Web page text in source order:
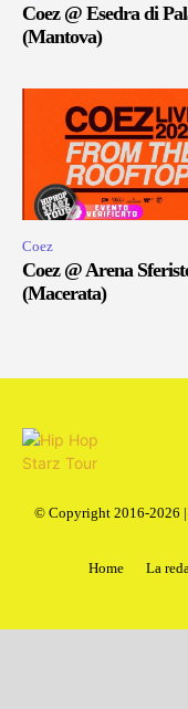
Coez @ Esedra di
(Mantova)
Coez
Coez @ Arena
(Macerata)
© Copyright 2016-2026 |
Home
La